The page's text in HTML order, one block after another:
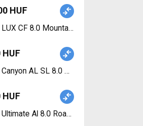
HUF
CANYON LUX CF 8.0 Mountain Bike
HUF
Canyon AL SL 8.0 Mountain Bike 29"
HUF
Ultimate Al 8.0 Road bike SRAM Force